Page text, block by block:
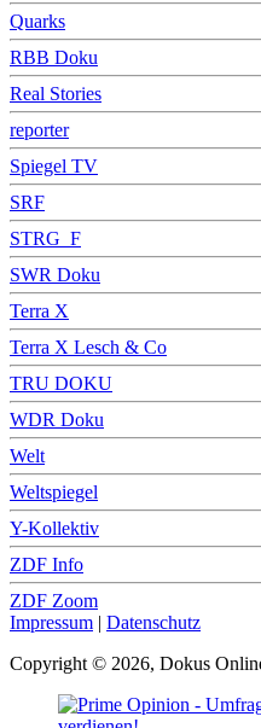
Quarks
RBB Doku
Real Stories
reporter
Spiegel TV
SRF
STRG_F
SWR Doku
Terra X
Terra X Lesch & Co
TRU DOKU
WDR Doku
Welt
Weltspiegel
Y-Kollektiv
ZDF Info
ZDF Zoom
Impressum | Datenschutz
Copyright © 2026, Dokus